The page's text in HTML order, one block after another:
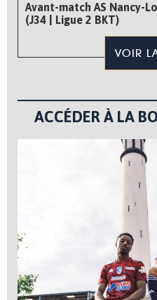
Avant-match AS Nancy-
(J34 | Ligue 2 BKT)
VOIR
ACCÉDER À LA